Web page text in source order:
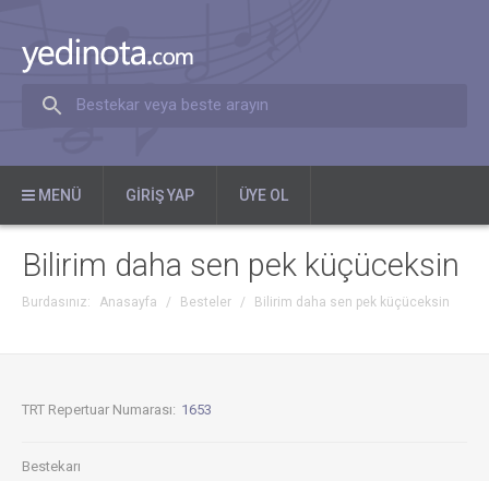
Bestekar veya beste arayın
MENÜ GIRIŞ YAP ÜYE OL
Bilirim daha sen pek küçüceksin
Burdasınız: Anasayfa / Besteler / Bilirim daha sen pek küçüceksin
TRT Repertuar Numarası: 1653
Bestekarı